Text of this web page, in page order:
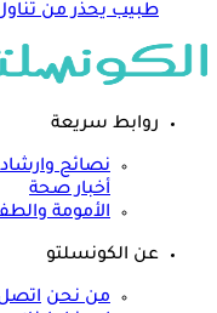
طبيب يحذر من
روابط سريعة
نصائح
أخبار صحة
الأمومة
عن الكونسلتو
من نحن اتصل